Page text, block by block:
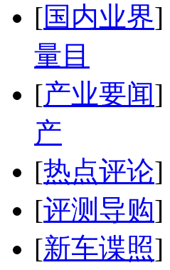
[国内业界]
量目
[产业要闻]
产
[热点评论]
[评测导购]
[新车谍照]